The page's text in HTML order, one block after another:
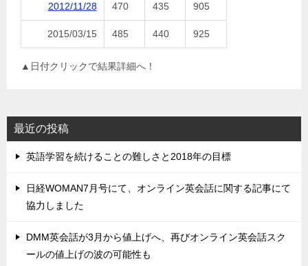
2012/11/28 470 435 905
2015/03/15 485 440 925
▲日付クリックで結果詳細へ！
最近の投稿
英語学習を続けることの難しさと2018年の目標
日経WOMAN7月号にて、オンライン英会話に関する記事にて
協力しました
DMM英会話が3月から値上げへ、再びオンライン英会話スク
ールの値上げの波の可能性も